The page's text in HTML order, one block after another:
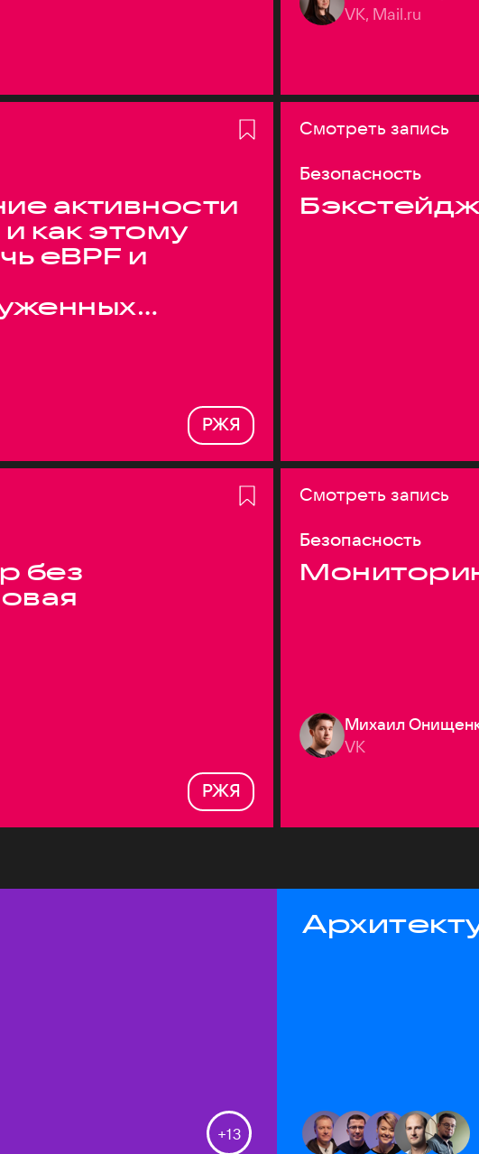
VK, Mail.ru
активности
как этому
eBPF и
РЖЯ
Смотреть запись
Безопасность
Бэкстейдж
без
РЖЯ
Смотреть запись
Безопасность
Михаил
VK
+13